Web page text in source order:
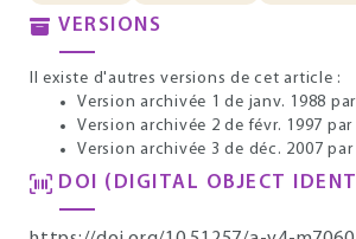
VERSIONS
Il existe d'autres versions de cet article :
Version archivée 1 de janv. 1988
Version archivée 2 de févr. 1997 par
Version archivée 3 de déc. 2007 par
DOI (DIGITAL OBJECT